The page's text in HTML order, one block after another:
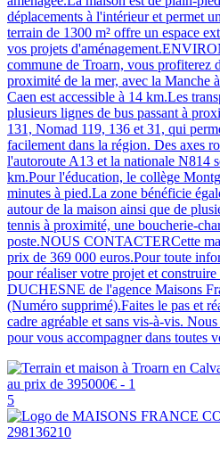
déplacements à l'intérieur et permet
terrain de 1300 m² offre un espace
vos projets
commune de Troarn, vous profiterez
proximité de la mer, avec la Manche
Caen est accessible à 14 km.Les
plusieurs lignes de bus passant à
131, Nomad 119, 136 et 31, qui
facilement dans la région. Des axes
l'autoroute A13 et la nationale N814
km.Pour l'éducation, le collège
minutes à pied.La zone bénéficie
autour de la maison ainsi que de
tennis à proximité, une boucherie-
poste.NOUS CONTACTERCette
prix de 369 000 euros.Pour toute
pour réaliser votre projet et
DUCHESNE de l'agence Maisons
(Numéro supprimé).Faites le pas et
cadre agréable et sans vis-à-vis.
pour vous accompagner dans toutes
5